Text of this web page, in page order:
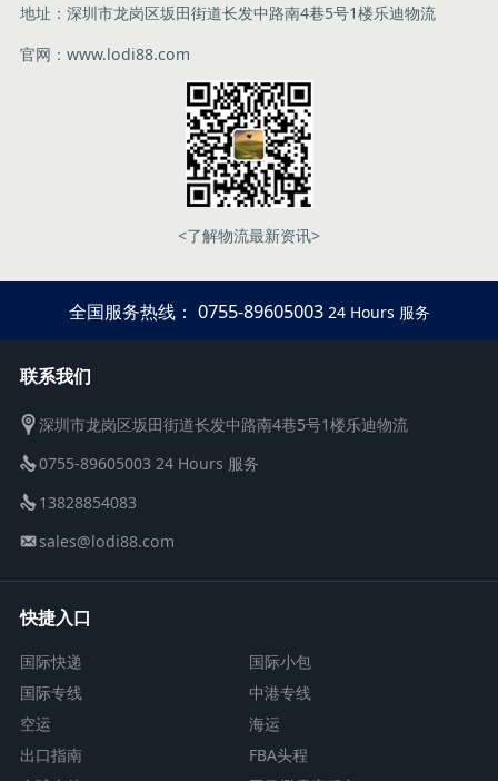
地址：深圳市龙岗区坂田街道长发中路南4巷5号1楼乐迪物流
官网：www.lodi88.com
<了解物流最新资讯>
全国服务热线： 0755-89605003 24 Hours 服务
联系我们
深圳市龙岗区坂田街道长发中路南4巷5号1楼乐迪物流
0755-89605003 24 Hours 服务
13828854083
sales@lodi88.com
快捷入口
国际快递
国际小包
国际专线
中港专线
空运
海运
出口指南
FBA头程